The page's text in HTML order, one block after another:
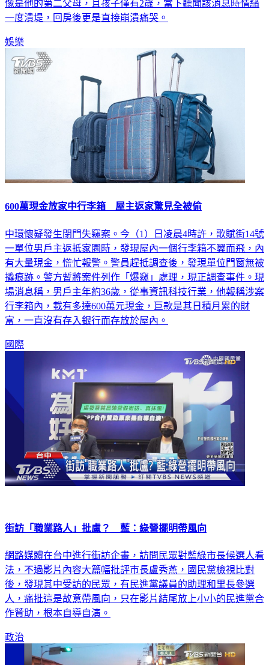
像是他的第二父母，且孩子僅有2歲，當下聽聞該消息時情緒
一度潰堤，回房後更是直接崩潰痛哭。
娛樂
600萬現金放家中行李箱 屋主返家驚見全被偷
中環懷疑發生閉門失竊案。今（1）日凌晨4時許，歌賦街14號
一單位男戶主返抵家園時，發現屋內一個行李箱不翼而飛，內
有大量現金，慌忙報警。警員趕抵調查後，發現單位門窗無被
撬痕跡。警方暫將案件列作「爆竊」處理，現正調查事件。現
場消息稱，男戶主年約36歲，從事資訊科技行業，他報稱涉案
行李箱內，載有多達600萬元現金，巨款是其日積月累的財
富，一直沒有存入銀行而存放於屋內。
國際
街訪「職業路人」批盧？ 藍：綠營擺明帶風向
網路媒體在台中進行街訪企畫，訪問民眾對藍綠市長候選人看
法，不過影片內容大篇幅批評市長盧秀燕，國民黨檢視比對
後，發現其中受訪的民眾，有民進黨議員的助理和里長參選
人，痛批這是故意帶風向，只在影片結尾放上小小的民進黨合
作贊助，根本自導自演。
政治